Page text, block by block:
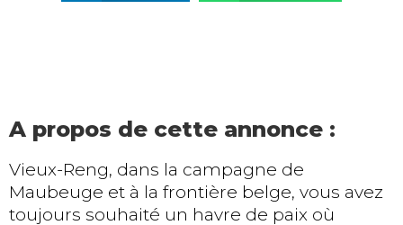
A propos de cette annonce :
Vieux-Reng, dans la campagne de
Maubeuge et à la frontière belge, vous avez
toujours souhaité un havre de paix où